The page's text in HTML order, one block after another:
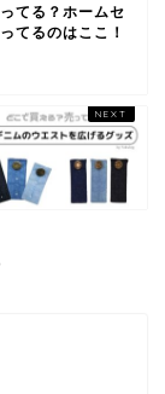
てる？ホームセ
てるのはここ！